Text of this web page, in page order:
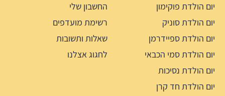
יום הולדת פוקימון
יום הולדת סוניק
יום הולדת ספיידרמן
יום הולדת סמי הכבאי
יום הולדת נסיכות
יום הולדת חד קרן
החשבון שלי
רשימת מועדפים
שאלות ותשובות
לחגוג אצלנו